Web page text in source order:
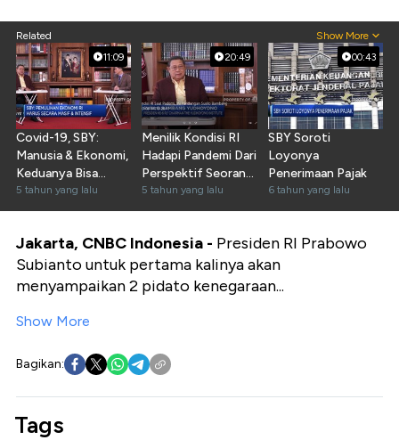
Related Show More
11:09
Covid-19, SBY:
Manusia & Ekonomi,
Keduanya Bisa
Diselamatkan
5 tahun yang lalu
20:49
Menilik Kondisi RI
Hadapi Pandemi Dari
Perspektif Seorang
SBY
5 tahun yang lalu
00:43
SBY Soroti
Loyonya
Penerimaan Pajak
6 tahun yang lalu
Jakarta, CNBC Indonesia - Presiden RI Prabowo
Subianto untuk pertama kalinya akan
menyampaikan 2 pidato kenegaraan...
Show More
Bagikan:
Tags